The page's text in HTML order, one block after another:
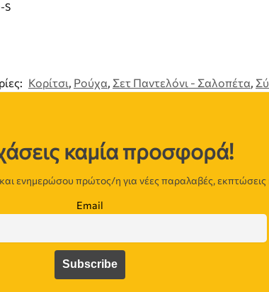
S
Κορίτσι, Ρούχα, Σετ Παντελόνι - Σαλοπέτα,
καμία προσφορά!
ενημερώσου πρώτος/η για νέες παραλαβές,
Email